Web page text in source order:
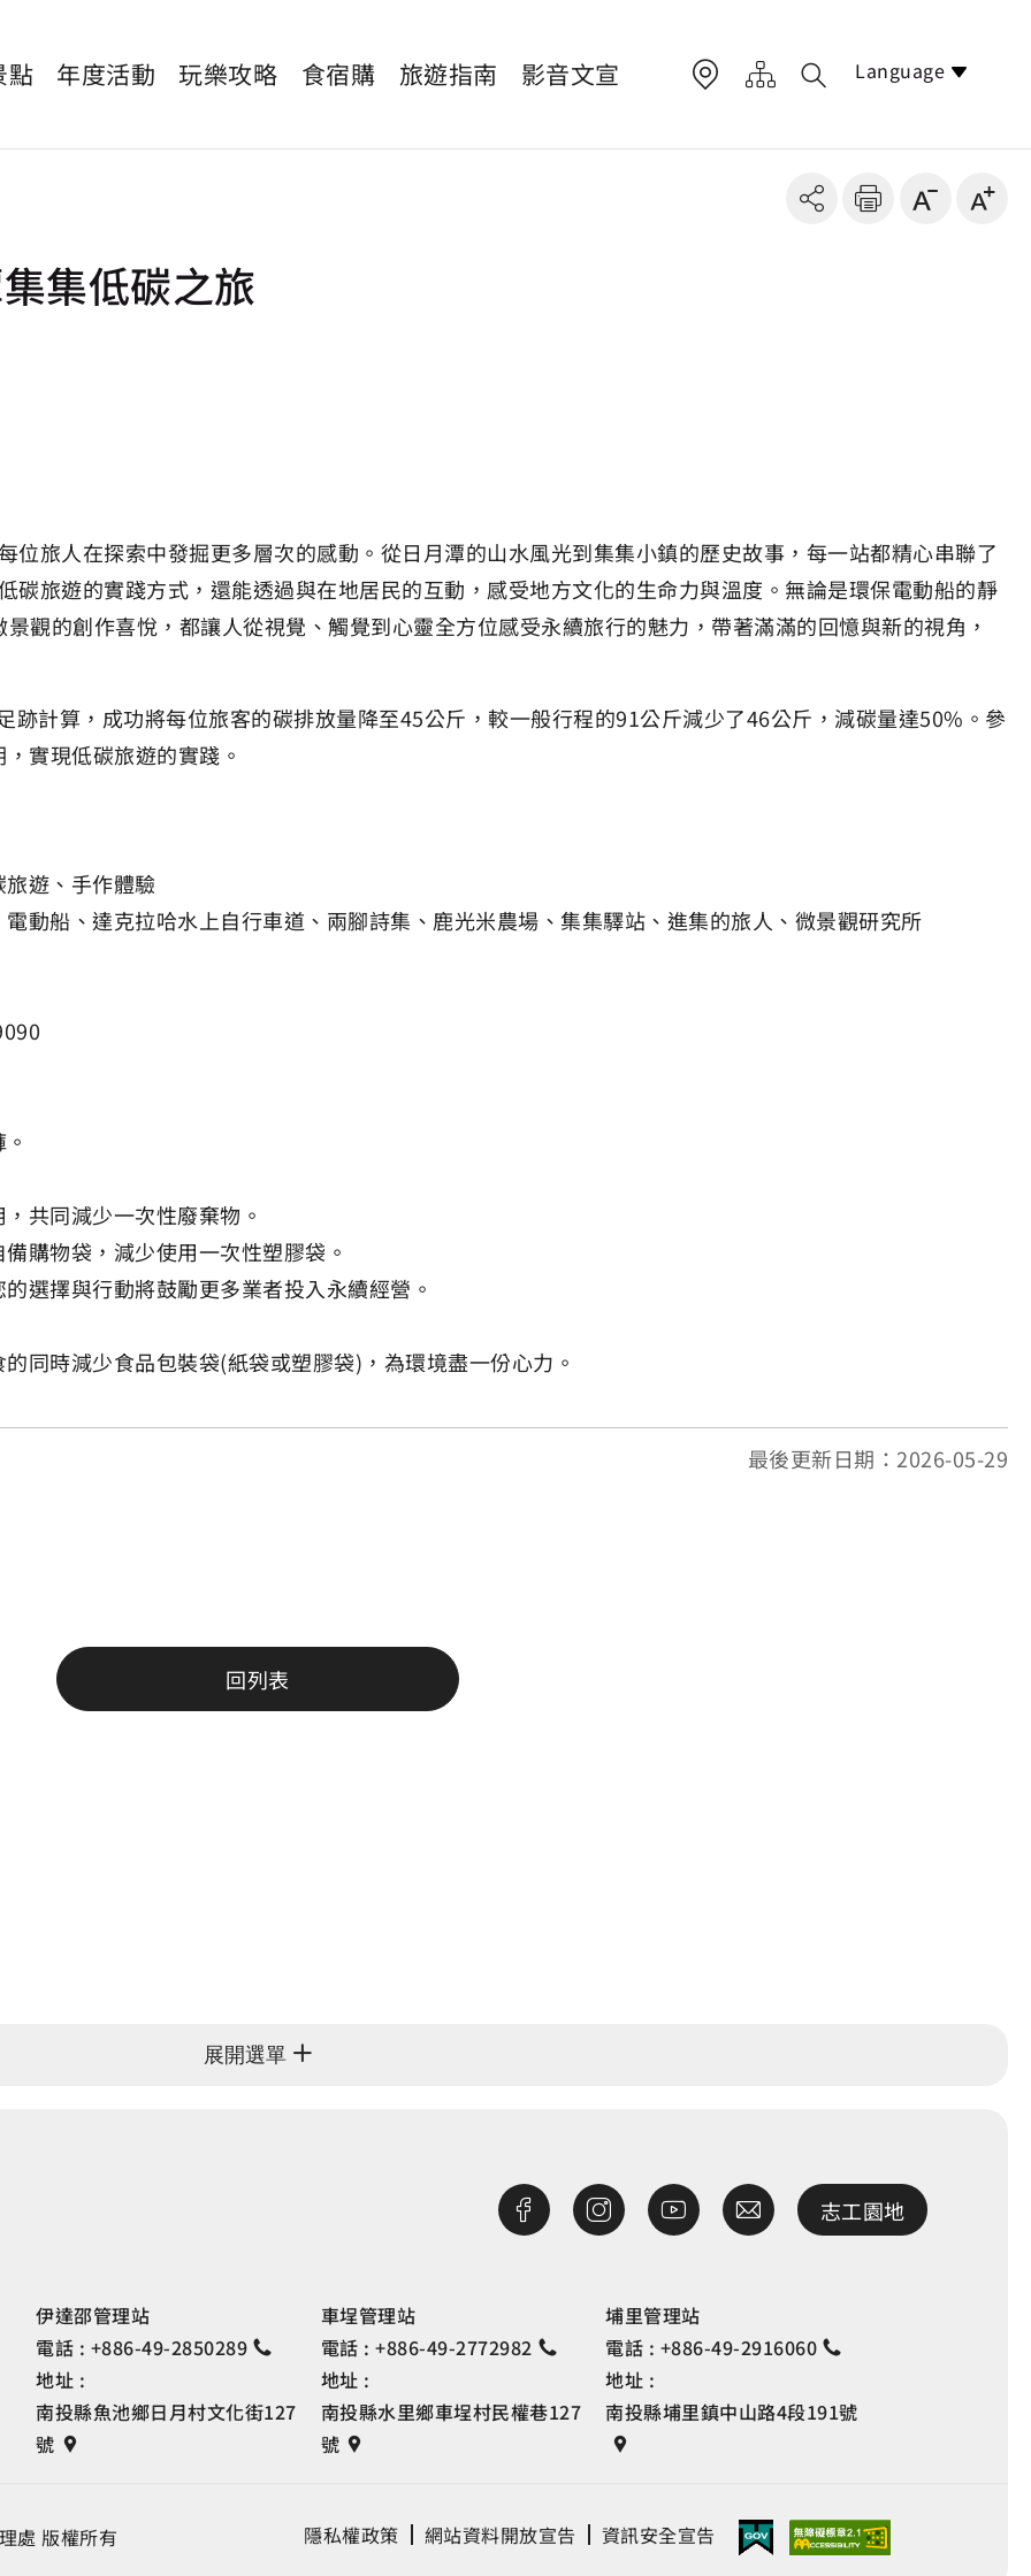
點 年度活動 玩樂攻略 食宿購 旅遊指南 影音文宣 Language
集低碳之旅
位旅人在探索中發掘更多層次的感動。從日月潭的山水風光到集集小鎮的歷史故事，每一站都精心串聯了
碳旅遊的實踐方式，還能透過與在地居民的互動，感受地方文化的生命力與溫度。無論是環保電動船的靜
觀的創作喜悅，都讓人從視覺、觸覺到心靈全方位感受永續旅行的魅力，帶著滿滿的回憶與新的視角，
跡計算，成功將每位旅客的碳排放量降至45公斤，較一般行程的91公斤減少了46公斤，減碳量達50%。參
實現低碳旅遊的實踐。
遊、手作體驗
動船、達克拉哈水上自行車道、兩腳詩集、鹿光米農場、集集驛站、進集的旅人、微景觀研究所
共同減少一次性廢棄物。
購物袋，減少使用一次性塑膠袋。
選擇與行動將鼓勵更多業者投入永續經營。
同時減少食品包裝袋(紙袋或塑膠袋)，為環境盡一份心力。
最後更新日期：2026-05-29
回列表
展開選單
志工園地
伊達邵管理站
電話 : +886-49-2850289
地址 :
南投縣魚池鄉日月村文化街127
號
車埕管理站
電話 :+886-49-2772982
地址 :
南投縣水里鄉車埕村民權巷127
號
埔里管理站
電話 : +886-49-2916060
地址 :
南投縣埔里鎮中山路4段191號
處 版權所有 隱私權政策 網站資料開放宣告 資訊安全宣告